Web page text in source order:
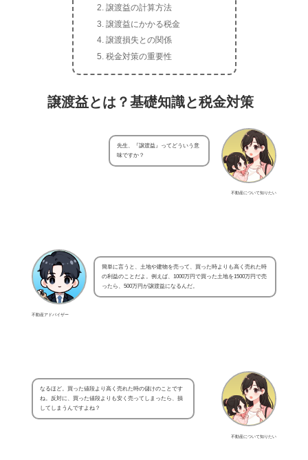
譲渡益の計算方法
譲渡益にかかる税金
譲渡損失との関係
税金対策の重要性
譲渡益とは？基礎知識と税金対策
不動産について知りたい
先生、『譲渡益』ってどういう意
味ですか？
不動産アドバイザー
簡単に言うと、土地や建物を売って、買った時よりも高く売れた時
の利益のことだよ。例えば、1000万円で買った土地を1500万円で売
ったら、500万円が譲渡益になるんだ。
不動産について知りたい
なるほど。買った値段より高く売れた時の儲けのことです
ね。反対に、買った値段よりも安く売ってしまったら、損
してしまうんですよね？